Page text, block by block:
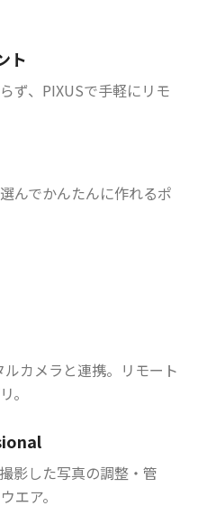
ト
ず、PIXUSで手軽にリモ
んでかんたんに作れるポ
カメラと連携。リモート
。
影した写真の調整・管
エア。